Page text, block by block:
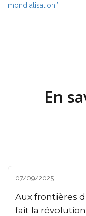
mondialisation”
En
07/09/2025
Aux frontières
fait la révolution